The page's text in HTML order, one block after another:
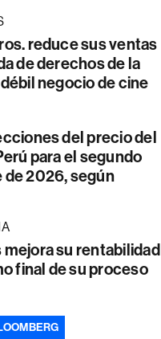
reduce sus ventas
de derechos de la
negocio de cine
del precio del
para el segundo
2026, según
su rentabilidad
final de su proceso